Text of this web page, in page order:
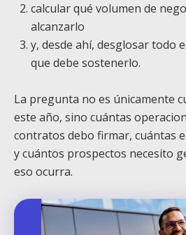
calcular qué volumen de
alcanzarlo
y, desde ahí, desglosar todo
que debe sostenerlo.
La pregunta no es únicamente
este año, sino cuántas
contratos debo firmar, cuántas
y cuántos prospectos necesito
eso ocurra.